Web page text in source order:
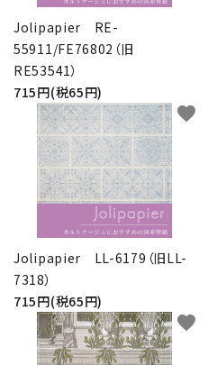
Jolipapier RE-
55911/FE76802（旧
RE53541）
715円(税65円)
Jolipapier LL-6179（旧LL-
7318）
715円(税65円)
favorite
favorite